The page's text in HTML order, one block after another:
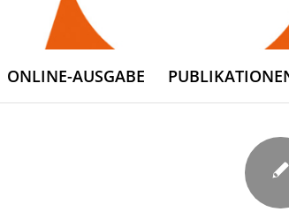
ONLINE-AUSGABE